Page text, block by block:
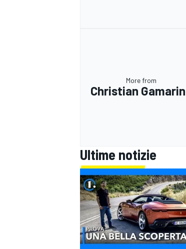
More from
Christian
Ultime notizie